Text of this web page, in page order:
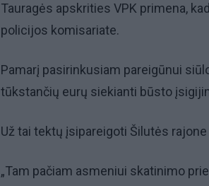
Tauragės apskrities VPK primena,
policijos komisariate.
Pamarį pasirinkusiam pareigūnui
tūkstančių eurų siekianti būsto
Už tai tektų įsipareigoti Šilutės
„Tam pačiam asmeniui skatinimo